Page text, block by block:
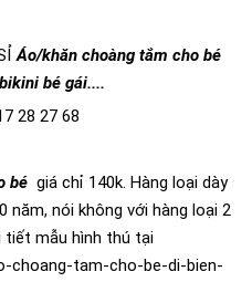
Áo/khăn choàng tắm cho bé
bé gái....
28 27 68
bé giá chỉ 140k. Hàng loại dày
năm, nói không với hàng loại 2
tiết mẫu hình thú tại
choang-tam-cho-be-di-bien-